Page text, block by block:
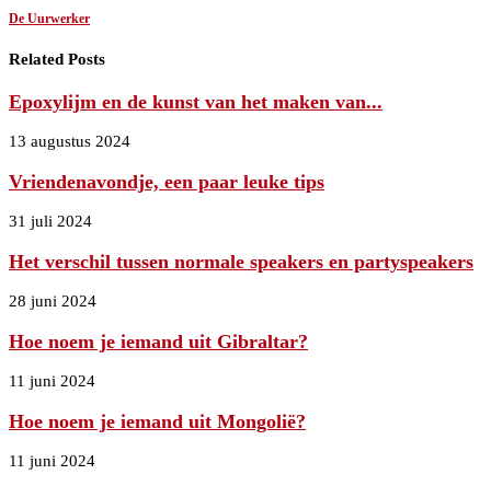
De Uurwerker
Related Posts
Epoxylijm en de kunst van het maken van...
13 augustus 2024
Vriendenavondje, een paar leuke tips
31 juli 2024
Het verschil tussen normale speakers en partyspeakers
28 juni 2024
Hoe noem je iemand uit Gibraltar?
11 juni 2024
Hoe noem je iemand uit Mongolië?
11 juni 2024